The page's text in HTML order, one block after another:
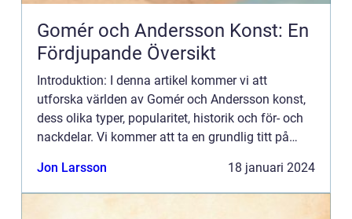
Gomér och Andersson Konst: En
Fördjupande Översikt
Introduktion: I denna artikel kommer vi att
utforska världen av Gomér och Andersson konst,
dess olika typer, popularitet, historik och för- och
nackdelar. Vi kommer att ta en grundlig titt på
konstvärlden. Vad...
Jon Larsson 18 januari 2024